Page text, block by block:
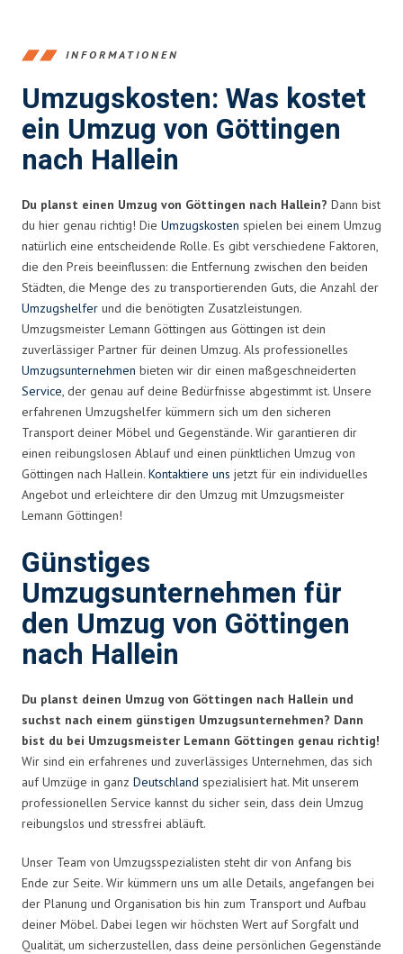
INFORMATIONEN
Umzugskosten: Was kostet
ein Umzug von Göttingen
nach Hallein
Du planst einen Umzug von Göttingen nach Hallein? Dann bist
du hier genau richtig! Die Umzugskosten spielen bei einem Umzug
natürlich eine entscheidende Rolle. Es gibt verschiedene Faktoren,
die den Preis beeinflussen: die Entfernung zwischen den beiden
Städten, die Menge des zu transportierenden Guts, die Anzahl der
Umzugshelfer und die benötigten Zusatzleistungen.
Umzugsmeister Lemann Göttingen aus Göttingen ist dein
zuverlässiger Partner für deinen Umzug. Als professionelles
Umzugsunternehmen bieten wir dir einen maßgeschneiderten
Service, der genau auf deine Bedürfnisse abgestimmt ist. Unsere
erfahrenen Umzugshelfer kümmern sich um den sicheren
Transport deiner Möbel und Gegenstände. Wir garantieren dir
einen reibungslosen Ablauf und einen pünktlichen Umzug von
Göttingen nach Hallein. Kontaktiere uns jetzt für ein individuelles
Angebot und erleichtere dir den Umzug mit Umzugsmeister
Lemann Göttingen!
Günstiges
Umzugsunternehmen für
den Umzug von Göttingen
nach Hallein
Du planst deinen Umzug von Göttingen nach Hallein und
suchst nach einem günstigen Umzugsunternehmen? Dann
bist du bei Umzugsmeister Lemann Göttingen genau richtig!
Wir sind ein erfahrenes und zuverlässiges Unternehmen, das sich
auf Umzüge in ganz Deutschland spezialisiert hat. Mit unserem
professionellen Service kannst du sicher sein, dass dein Umzug
reibungslos und stressfrei abläuft.
Unser Team von Umzugsspezialisten steht dir von Anfang bis
Ende zur Seite. Wir kümmern uns um alle Details, angefangen bei
der Planung und Organisation bis hin zum Transport und Aufbau
deiner Möbel. Dabei legen wir höchsten Wert auf Sorgfalt und
Qualität, um sicherzustellen, dass deine persönlichen Gegenstände